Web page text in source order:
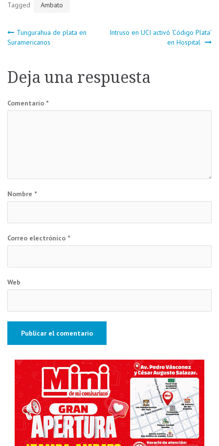
Tagged Ambato
Navegación
entradas
Tungurahua de plata en
Suramericanos
Intruso en UCI activó ‘Código Plata’
en Hospital
Deja una respuesta
Comentario *
Nombre *
Correo electrónico *
Web